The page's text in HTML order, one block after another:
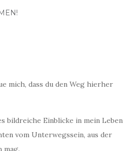
mich, dass du den Weg hierher
bildreiche Einblicke in mein Leben
vom Unterwegssein, aus der
mag.